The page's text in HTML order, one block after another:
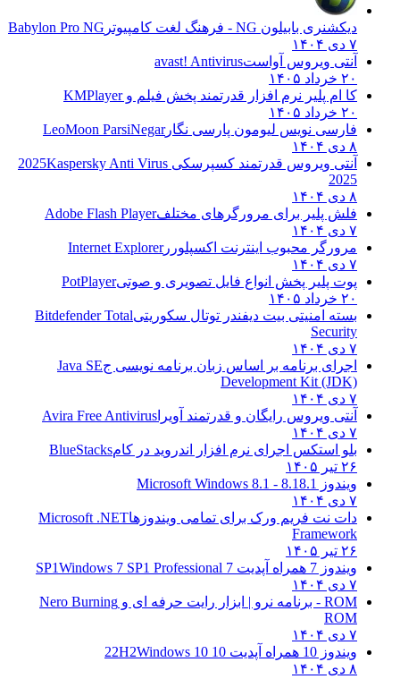
دیکشنری بابیلون NG - فرهنگ لغت کامپیوتر
Babylon Pro NG
آنتی ویروس آواست avast! Antivirus
کا ام پلیر نرم افزار قدرتمند پخش فیلم و KMPlayer
فارسی نویس لیومون پارسی نگارLeoMoon ParsiNegar
آنتی ویروس قدرتمند کسپرسکی 2025Kaspersky Anti Virus
فلش پلیر برای مرورگرهای مختلف Adobe Flash Player
مرورگر محبوب اینترنت اکسپلوررInternet Explorer
پوت پلیر پخش انواع فایل تصویری و صوتیPotPlayer
بسته امنیتی بیت دیفندر توتال سکوریتیBitdefender Total
Security
اجرای برنامه بر اساس زبان برنامه نویسی جJava SE
Development Kit (JDK)
آنتی ویروس رایگان و قدرتمند آویراAvira Free Antivirus
بلو استکس اجرای نرم افزار اندروید در کام BlueStacks
ویندوز 8.1 8.1 - Microsoft Windows 8.1
دات نت فریم ورک برای تمامی ویندوزهاMicrosoft .NET
Framework
ویندوز 7 همراه آپدیت 7 SP1
Windows 7 SP1 Professional
ROM - برنامه نرو | ابزار رایت حرفه ای و
Nero Burning
ویندوز 10 همراه آپدیت 10 22H2
Windows 10